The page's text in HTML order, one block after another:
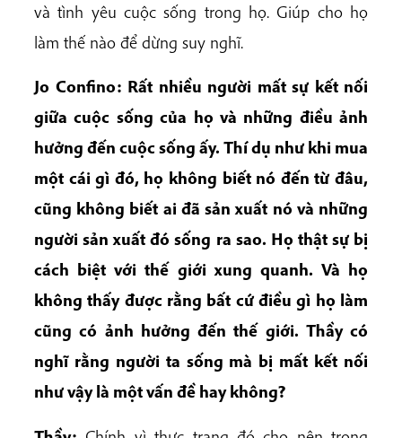
và tình yêu cuộc sống trong họ. Giúp cho họ
làm thế nào để dừng suy nghĩ.
Jo Confino: Rất nhiều người mất sự kết nối
giữa cuộc sống của họ và những điều ảnh
hưởng đến cuộc sống ấy. Thí dụ như khi mua
một cái gì đó, họ không biết nó đến từ đâu,
cũng không biết ai đã sản xuất nó và những
người sản xuất đó sống ra sao. Họ thật sự bị
cách biệt với thế giới xung quanh. Và họ
không thấy được rằng bất cứ điều gì họ làm
cũng có ảnh hưởng đến thế giới. Thầy có
nghĩ rằng người ta sống mà bị mất kết nối
như vậy là một vấn đề hay không?